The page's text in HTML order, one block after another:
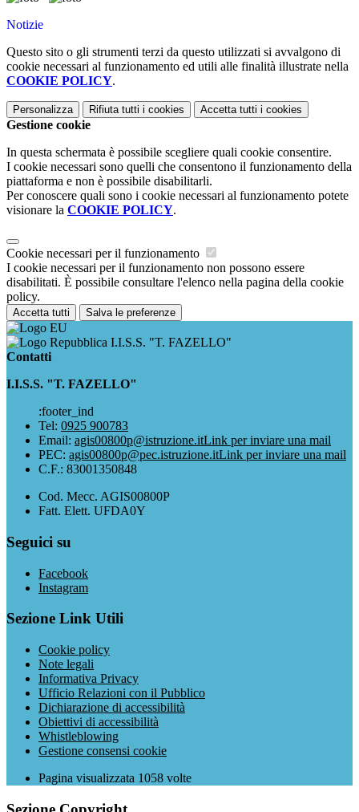
Notizie
Questo sito o gli strumenti terzi da questo utilizzati si avvalgono di
cookie necessari al funzionamento ed utili alle finalità illustrate nella
COOKIE POLICY.
Personalizza Rifiuta tutti i cookies Accetta tutti i cookies
Gestione cookie
In questa schermata è possibile scegliere quali cookie consentire.
I cookie necessari sono quelli che consentono il funzionamento della
piattaforma e non è possibile disabilitarli.
Per conoscere quali sono i cookie necessari al funzionamento potete
visionare la COOKIE POLICY.
Cookie necessari per il funzionamento
I cookie necessari per il funzionamento non possono essere
disabilitati. È possibile consultare l'elenco nella pagina della cookie
policy.
Accetta tutti Salva le preferenze
I.I.S.S. "T. FAZELLO"
Contatti
I.I.S.S. "T. FAZELLO"
:footer_ind
Tel: 0925 900783
Email: agis00800p@istruzione.itLink per inviare una mail
PEC: agis00800p@pec.istruzione.itLink per inviare una mail
C.F.: 83001350848
Cod. Mecc. AGIS00800P
Fatt. Elett. UFDA0Y
Seguici su
Facebook
Instagram
Sezione Link Utili
Cookie policy
Note legali
Informativa Privacy
Ufficio Relazioni con il Pubblico
Dichiarazione di accessibilità
Obiettivi di accessibilità
Whistleblowing
Gestione consensi cookie
Pagina visualizzata 1058 volte